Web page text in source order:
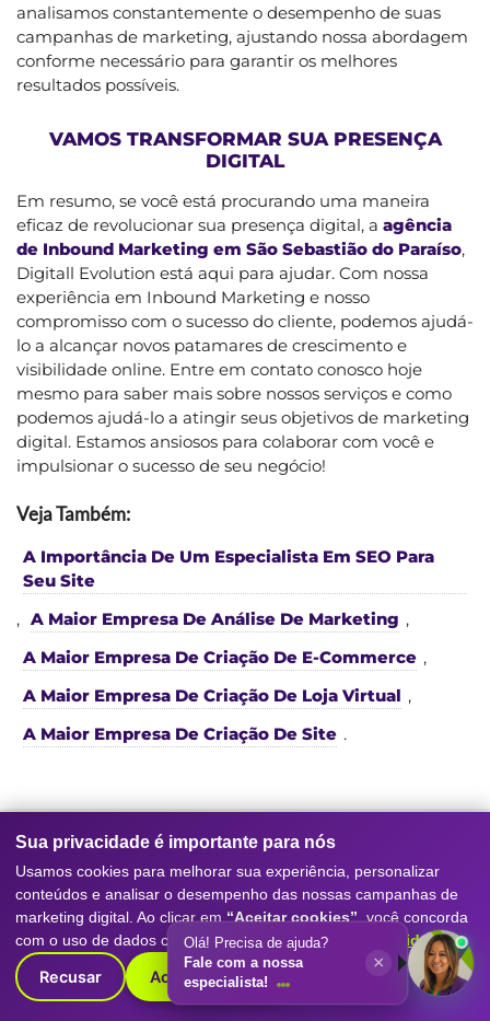
analisamos constantemente o desempenho de suas
campanhas de marketing, ajustando nossa abordagem
conforme necessário para garantir os melhores
resultados possíveis.
VAMOS TRANSFORMAR SUA PRESENÇA
DIGITAL
Em resumo, se você está procurando uma maneira
eficaz de revolucionar sua presença digital, a agência
de Inbound Marketing em São Sebastião do Paraíso,
Digitall Evolution está aqui para ajudar. Com nossa
experiência em Inbound Marketing e nosso
compromisso com o sucesso do cliente, podemos ajudá-
lo a alcançar novos patamares de crescimento e
visibilidade online. Entre em contato conosco hoje
mesmo para saber mais sobre nossos serviços e como
podemos ajudá-lo a atingir seus objetivos de marketing
digital. Estamos ansiosos para colaborar com você e
impulsionar o sucesso de seu negócio!
Veja Também:
A Importância De Um Especialista Em SEO Para
Seu Site
, A Maior Empresa De Análise De Marketing ,
A Maior Empresa De Criação De E-Commerce ,
A Maior Empresa De Criação De Loja Virtual ,
A Maior Empresa De Criação De Site .
Serviços da nossaAgência de
Marketing Digitale SEO
Conheça os principais serviços que tornam a
Digitall
Evolution referência como agência de marketing
Sua privacidade é importante para nós
Usamos cookies para melhorar sua experiência, personalizar
conteúdos e analisar o desempenho das nossas campanhas de
marketing digital. Ao clicar em “Aceitar cookies” , você concorda
com o uso de dados conforme nossaPolítica de Privacidade.
Recusar Aceitar cookies
Olá! Precisa de ajuda?
Fale com a nossa
especialista!
×